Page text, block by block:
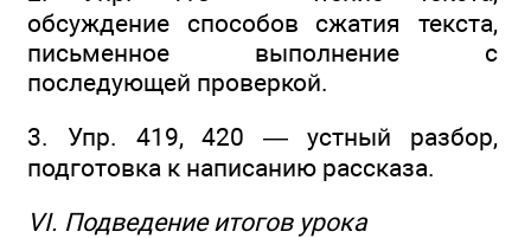
обсуждение способов сжатия текста,
письменное выполнение с
последующей проверкой.
3. Упр. 419, 420 — устный разбор,
подготовка к написанию рассказа.
VI. Подведение итогов урока